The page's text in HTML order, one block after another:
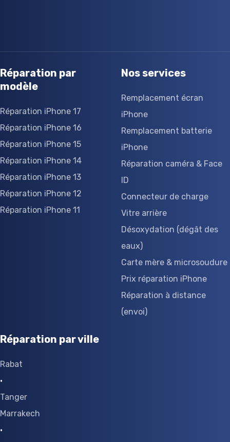
Réparation par
modèle
Réparation iPhone 17
Réparation iPhone 16
Réparation iPhone 15
Réparation iPhone 14
Réparation iPhone 13
Réparation iPhone 12
Réparation iPhone 11
Nos services
Remplacement écran
iPhone
Remplacement batterie
iPhone
Réparation caméra & Face
ID
Connecteur de charge
Vitre arrière
Désoxydation (dégât des
eaux)
Carte mère & microsoudure
Prix réparation iPhone
Réparation à distance
(envoi)
Réparation par ville
Rabat
·
Tanger
Marrakech
·